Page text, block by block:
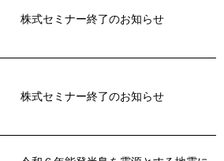
株式セミナー終了のお知らせ
株式セミナー終了のお知らせ